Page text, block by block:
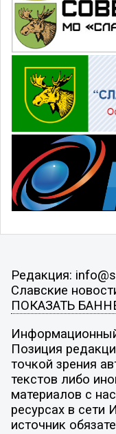
Редакция:
Славские
ПОКАЗАТЬ
Позиция
точкой зрения
текстов либо
материалов с
ресурсах в сети
источник